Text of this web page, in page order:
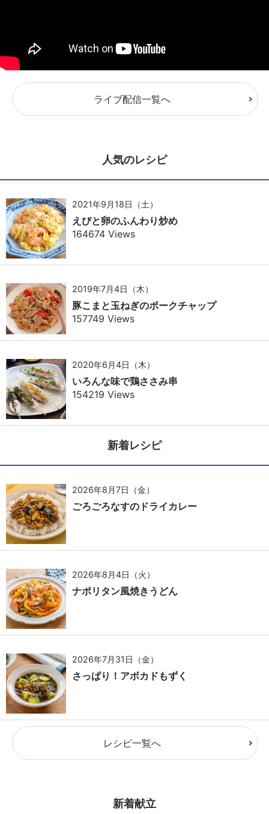
ライブ配信一覧へ
人気のレシピ
2021年9月18日（土）
えびと卵のふんわり炒め
164674 Views
2019年7月4日（木）
豚こまと玉ねぎのポークチャップ
157749 Views
2020年6月4日（木）
いろんな味で鶏ささみ串
154219 Views
新着レシピ
2026年8月7日（金）
ごろごろなすのドライカレー
2026年8月4日（火）
ナポリタン風焼きうどん
2026年7月31日（金）
さっぱり！アボカドもずく
レシピ一覧へ
新着献立